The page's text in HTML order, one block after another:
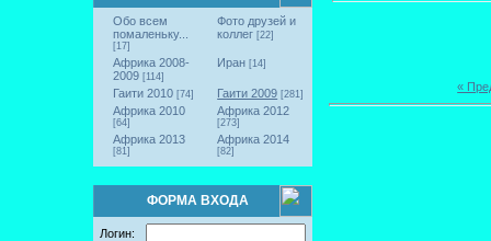
Обо всем
помаленьку...
[17]
Фото друзей и
коллег [22]
Африка 2008-
2009 [114]
Иран [14]
Гаити 2010 [74] Гаити 2009 [281]
Африка 2010
[64]
Африка 2012
[273]
Африка 2013
[81]
Африка 2014
[82]
ФОРМА ВХОДА
Логин:
«